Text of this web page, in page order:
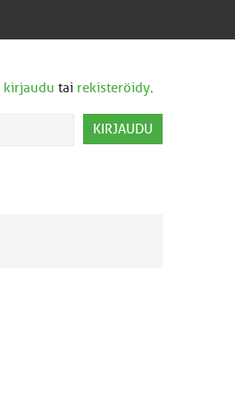
kirjaudu tai rekisteröidy.